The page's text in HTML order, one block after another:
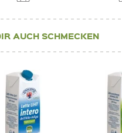
AUCH SCHMECKEN